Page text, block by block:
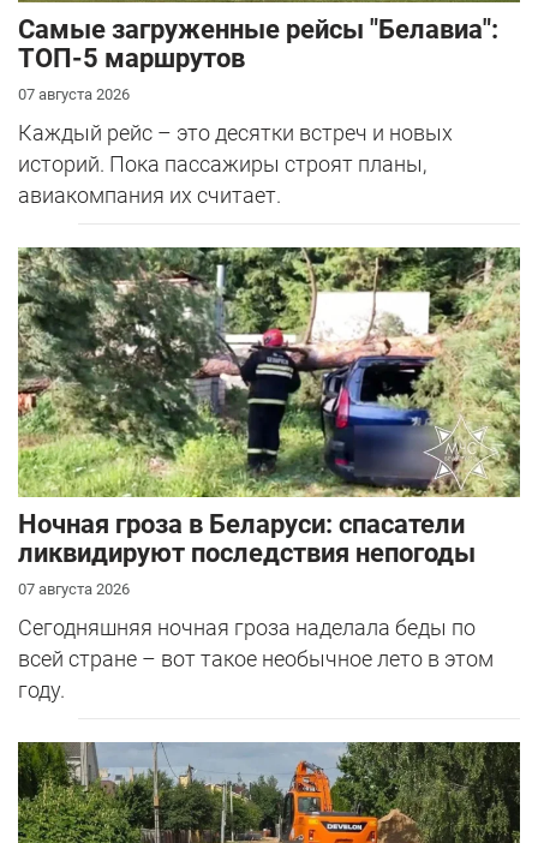
Самые загруженные рейсы "Белавиа":
ТОП-5 маршрутов
07 августа 2026
Каждый рейс – это десятки встреч и новых
историй. Пока пассажиры строят планы,
авиакомпания их считает.
Ночная гроза в Беларуси: спасатели
ликвидируют последствия непогоды
07 августа 2026
Сегодняшняя ночная гроза наделала беды по
всей стране – вот такое необычное лето в этом
году.